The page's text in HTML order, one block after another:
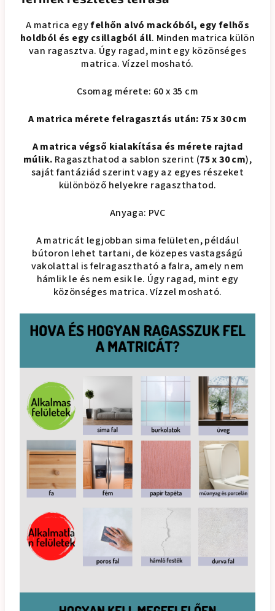
A matrica egyfelhőn alvó mackóból, egy felhős
holdból és egy csillagból áll. Minden matrica külön
van ragasztva. Úgy ragad, mint egy közönséges
matrica. Vízzel mosható.
Csomag mérete: 60 x 35 cm
A matrica mérete felragasztás után: 75 x 30 cm
A matrica végső kialakítása és mérete rajtad
múlik. Ragaszthatod a sablon szerint (75 x 30 cm),
saját fantáziád szerint vagy az egyes részeket
különböző helyekre ragaszthatod.
Anyaga: PVC
A matricát legjobban sima felületen, például
bútoron lehet tartani, de közepes vastagságú
vakolattal is felragasztható a falra, amely nem
hámlik le és nem esik le. Úgy ragad, mint egy
közönséges matrica. Vízzel mosható.